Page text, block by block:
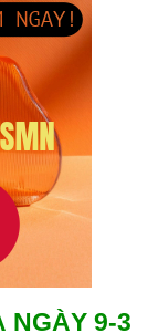
NGÀY 9-3